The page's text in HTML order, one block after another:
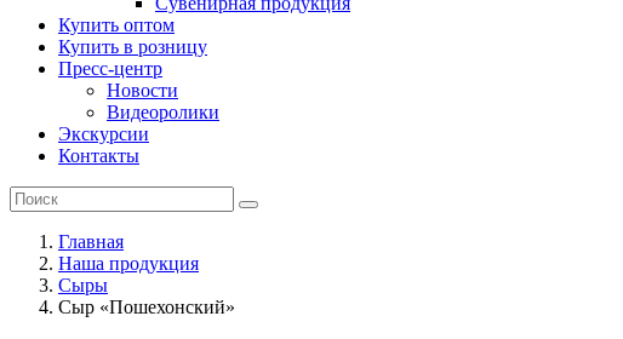
Купить оптом
Купить в розницу
Пресс-центр
Новости
Видеоролики
Экскурсии
Контакты
Главная
Наша продукция
Сыры
Сыр «Пошехонский»